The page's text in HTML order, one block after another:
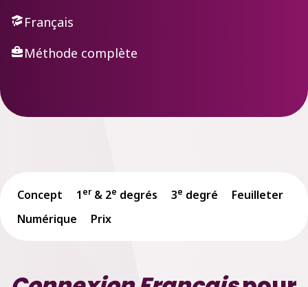
Français
Méthode complète
Concept 1 er & 2e degrés 3e degré
Feuilleter
Numérique
Prix